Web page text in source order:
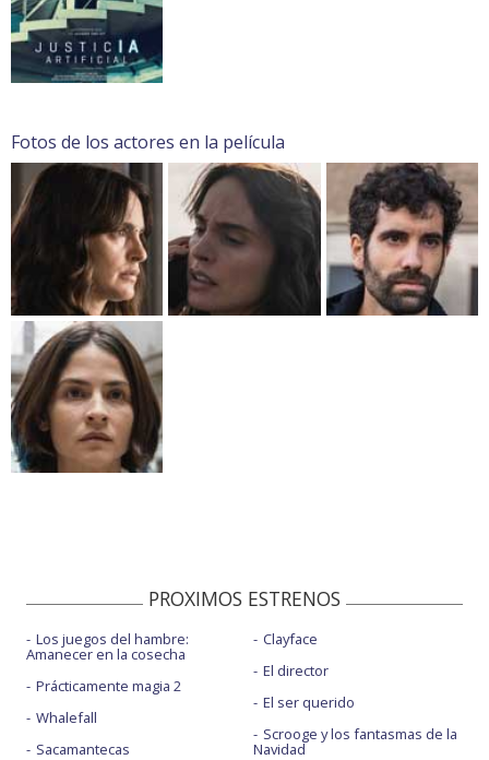
Fotos de los actores en la película
PROXIMOS ESTRENOS
Los juegos del hambre:
Amanecer en la cosecha
Prácticamente magia 2
Whalefall
Sacamantecas
Clayface
El director
El ser querido
Scrooge y los fantasmas de la
Navidad